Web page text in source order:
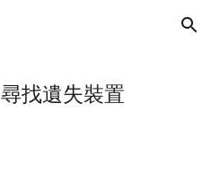
Skip to navigation
尋找遺失裝置